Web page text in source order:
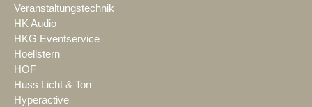
Veranstaltungstechnik
HK Audio
HKG Eventservice
Hoellstern
HOF
Huss Licht & Ton
Hyperactive